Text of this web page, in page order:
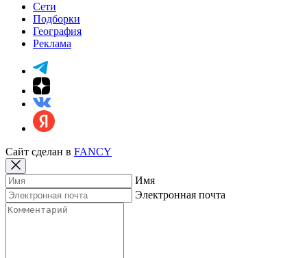
Сети
Подборки
География
Реклама
Сайт сделан в FANCY
Имя
Электронная почта